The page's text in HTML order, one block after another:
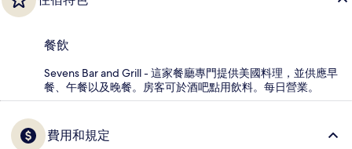
餐飲
Sevens Bar and Grill - 這家餐廳專門提供美國料理，並供應早
餐、午餐以及晚餐。房客可於酒吧點用飲料。每日營業。
費用和規定